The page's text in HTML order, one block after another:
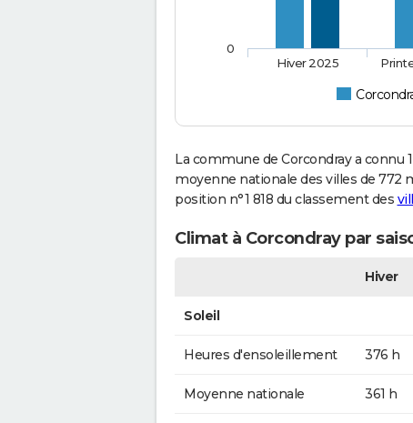
Hiver 2025
0
La commune de Corcondray a connu
moyenne nationale des villes de 772
position n°1 818 du classement des
Climat à Corcondray par
Hiver
Soleil
Heures d'ensoleillement 376 h
Moyenne nationale 361 h